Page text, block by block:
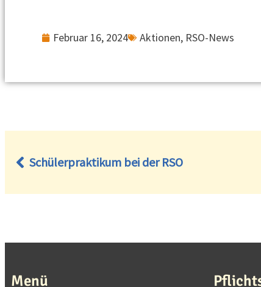
Februar 16, 2024 Aktionen, RSO-News
Schülerpraktikum bei der RSO
Menü